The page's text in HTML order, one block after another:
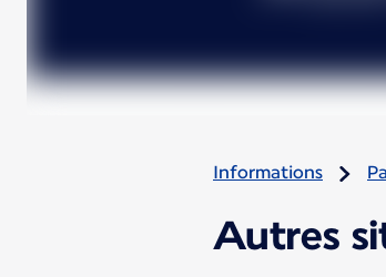
Informations
Autres